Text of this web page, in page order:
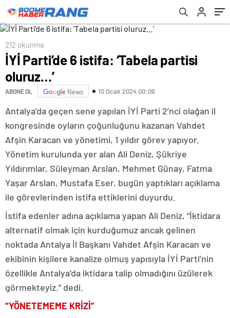
212 okunma
İYİ Parti’de 6 istifa: ‘Tabela partisi
oluruz…’
ABONE OL News 10 Ocak 2024 00:06
Antalya’da geçen sene yapılan İYİ Parti 2’nci olağan il
kongresinde oyların çoğunluğunu kazanan Vahdet
Afşin Karacan ve yönetimi, 1 yıldır görev yapıyor.
Yönetim kurulunda yer alan Ali Deniz, Şükriye
Yıldırımlar, Süleyman Arslan, Mehmet Günay, Fatma
Yaşar Arslan, Mustafa Eser, bugün yaptıkları açıklama
ile görevlerinden istifa ettiklerini duyurdu.
İstifa edenler adına açıklama yapan Ali Deniz, “İktidara
alternatif olmak için kurduğumuz ancak gelinen
noktada Antalya İl Başkanı Vahdet Afşin Karacan ve
ekibinin kişilere kanalize olmuş yapısıyla İYİ Parti’nin
özellikle Antalya’da iktidara talip olmadığını üzülerek
görmekteyiz.” dedi.
“YÖNETEMEME KRİZİ”